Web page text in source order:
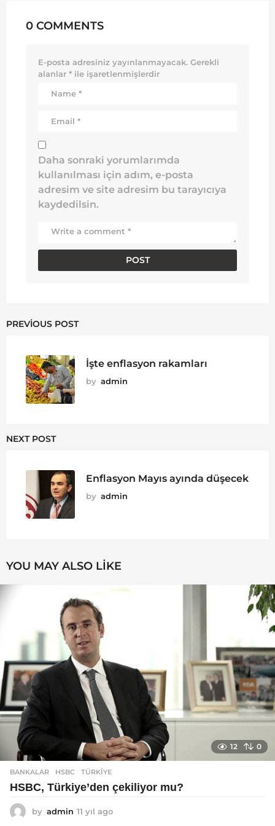
0 COMMENTS
E-posta adresiniz yayınlanmayacak. Gerekli
alanlar * ile işaretlenmişlerdir
Daha sonraki yorumlarımda
kullanılması için adım, e-posta
adresim ve site adresim bu tarayıcıya
kaydedilsin.
PREVIOUS POST
İşte enflasyon rakamları
by admin
NEXT POST
Enflasyon Mayıs ayında düşecek
by admin
YOU MAY ALSO LIKE
12 0
BANKALAR HSBC ,TÜRKIYE
HSBC, Türkiye’den çekiliyor mu?
by admin 11 yıl ago